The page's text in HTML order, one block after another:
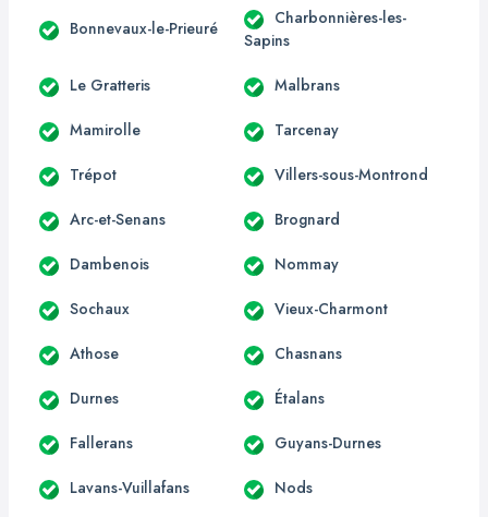
Bonnevaux-le-Prieuré
Charbonnières-les-
Sapins
Le Gratteris Malbrans
Mamirolle Tarcenay
Trépot Villers-sous-Montrond
Arc-et-Senans Brognard
Dambenois Nommay
Sochaux Vieux-Charmont
Athose Chasnans
Durnes Étalans
Fallerans Guyans-Durnes
Lavans-Vuillafans Nods